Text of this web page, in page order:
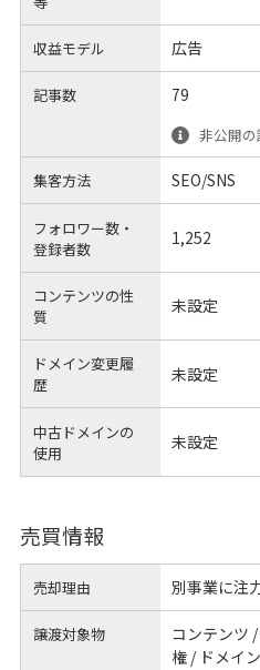
収益モデル 広告
記事数 79
非公開
集客方法 SEO/SNS
フォロワー数・
登録者数
1,252
コンテンツの性
質
未設定
ドメイン変更履
歴
未設定
中古ドメインの
使用
未設定
売買情報
売却理由 別事業に注
譲渡対象物
コンテンツ
権 / ドメイン